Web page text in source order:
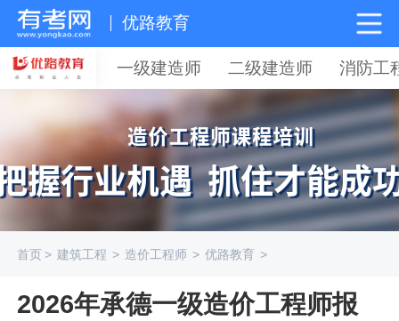
优路教育
一级建造师 二级建造师 消防工
首页> 建筑工程 > 造价工程师 > 优路教育 >
2026年承德一级造价工程师报